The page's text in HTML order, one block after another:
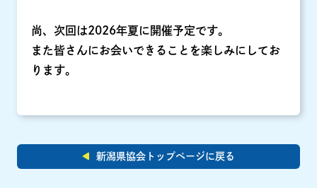
尚、次回は2026年夏に開催予定です。
また皆さんにお会いできることを楽しみにしてお
ります。
新潟県協会トップページに戻る